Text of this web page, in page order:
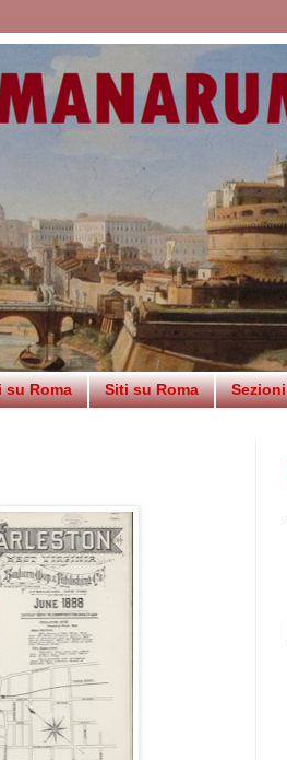
su Roma Siti su Roma Sezioni